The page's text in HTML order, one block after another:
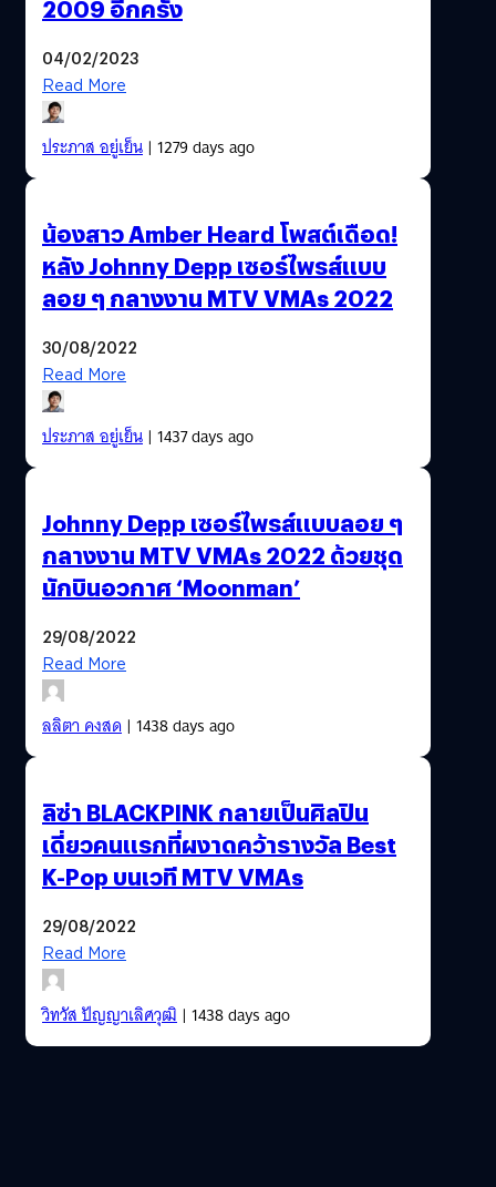
2009 อีกครั้ง
04/02/2023
Read More
ประภาส อยู่เย็น| 1279 days ago
น้องสาว Amber Heard โพสต์เดือด!
หลัง Johnny Depp เซอร์ไพรส์แบบ
ลอย ๆ กลางงาน MTV VMAs 2022
30/08/2022
Read More
ประภาส อยู่เย็น| 1437 days ago
Johnny Depp เซอร์ไพรส์แบบลอย ๆ
กลางงาน MTV VMAs 2022 ด้วยชุด
นักบินอวกาศ ‘Moonman’
29/08/2022
Read More
ลลิตา คงสด| 1438 days ago
ลิซ่า BLACKPINK กลายเป็นศิลปิน
เดี่ยวคนแรกที่ผงาดคว้ารางวัล Best
K-Pop บนเวที MTV VMAs
29/08/2022
Read More
วิทวัส ปัญญาเลิศวุฒิ| 1438 days ago